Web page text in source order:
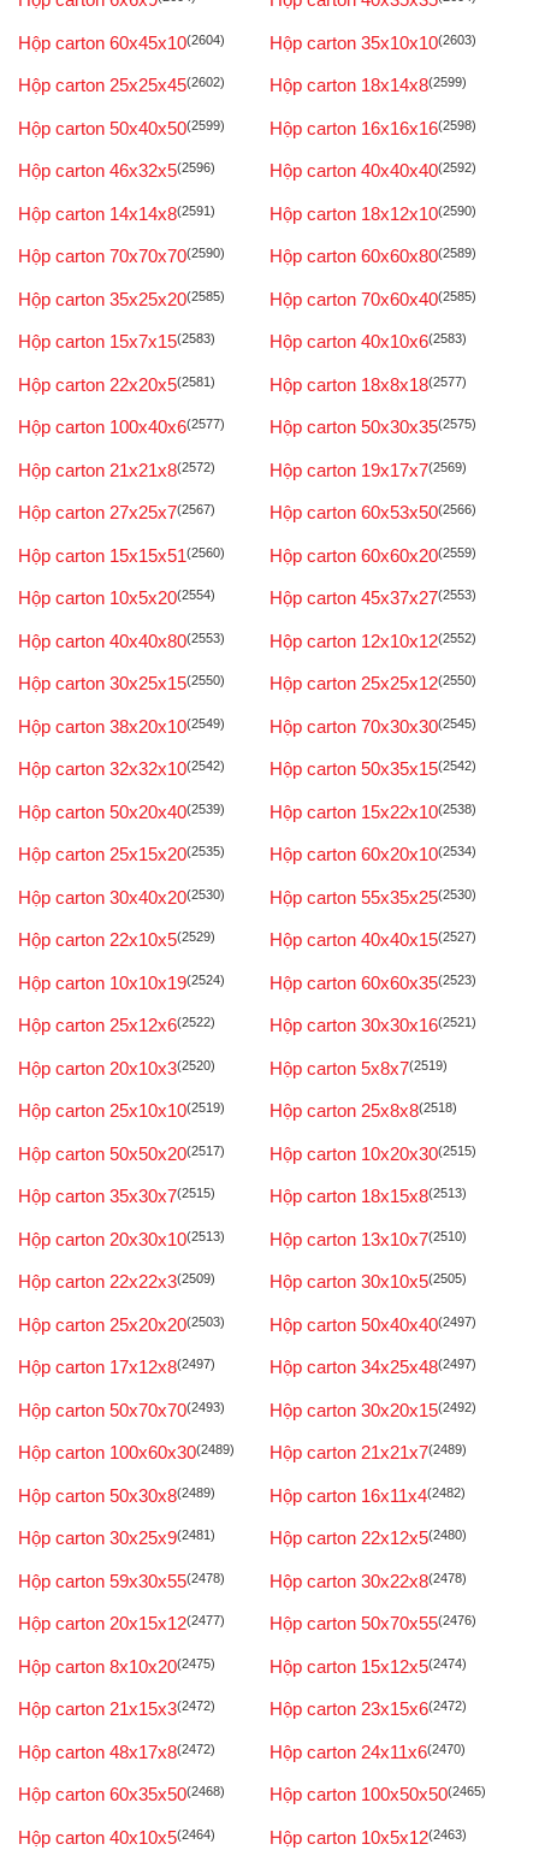
Hộp carton 60x45x10(2604) Hộp carton 35x10x10(2603)
Hộp carton 25x25x45(2602) Hộp carton 18x14x8(2599)
Hộp carton 50x40x50(2599) Hộp carton 16x16x16(2598)
Hộp carton 46x32x5(2596) Hộp carton 40x40x40(2592)
Hộp carton 14x14x8(2591) Hộp carton 18x12x10(2590)
Hộp carton 70x70x70(2590) Hộp carton 60x60x80(2589)
Hộp carton 35x25x20(2585) Hộp carton 70x60x40(2585)
Hộp carton 15x7x15(2583) Hộp carton 40x10x6(2583)
Hộp carton 22x20x5(2581) Hộp carton 18x8x18(2577)
Hộp carton 100x40x6(2577) Hộp carton 50x30x35(2575)
Hộp carton 21x21x8(2572) Hộp carton 19x17x7(2569)
Hộp carton 27x25x7(2567) Hộp carton 60x53x50(2566)
Hộp carton 15x15x51(2560) Hộp carton 60x60x20(2559)
Hộp carton 10x5x20(2554) Hộp carton 45x37x27(2553)
Hộp carton 40x40x80(2553) Hộp carton 12x10x12(2552)
Hộp carton 30x25x15(2550) Hộp carton 25x25x12(2550)
Hộp carton 38x20x10(2549) Hộp carton 70x30x30(2545)
Hộp carton 32x32x10(2542) Hộp carton 50x35x15(2542)
Hộp carton 50x20x40(2539) Hộp carton 15x22x10(2538)
Hộp carton 25x15x20(2535) Hộp carton 60x20x10(2534)
Hộp carton 30x40x20(2530) Hộp carton 55x35x25(2530)
Hộp carton 22x10x5(2529) Hộp carton 40x40x15(2527)
Hộp carton 10x10x19(2524) Hộp carton 60x60x35(2523)
Hộp carton 25x12x6(2522) Hộp carton 30x30x16(2521)
Hộp carton 20x10x3(2520) Hộp carton 5x8x7(2519)
Hộp carton 25x10x10(2519) Hộp carton 25x8x8(2518)
Hộp carton 50x50x20(2517) Hộp carton 10x20x30(2515)
Hộp carton 35x30x7(2515) Hộp carton 18x15x8(2513)
Hộp carton 20x30x10(2513) Hộp carton 13x10x7(2510)
Hộp carton 22x22x3(2509) Hộp carton 30x10x5(2505)
Hộp carton 25x20x20(2503) Hộp carton 50x40x40(2497)
Hộp carton 17x12x8(2497) Hộp carton 34x25x48(2497)
Hộp carton 50x70x70(2493) Hộp carton 30x20x15(2492)
Hộp carton 100x60x30(2489) Hộp carton 21x21x7(2489)
Hộp carton 50x30x8(2489) Hộp carton 16x11x4(2482)
Hộp carton 30x25x9(2481) Hộp carton 22x12x5(2480)
Hộp carton 59x30x55(2478) Hộp carton 30x22x8(2478)
Hộp carton 20x15x12(2477) Hộp carton 50x70x55(2476)
Hộp carton 8x10x20(2475) Hộp carton 15x12x5(2474)
Hộp carton 21x15x3(2472) Hộp carton 23x15x6(2472)
Hộp carton 48x17x8(2472) Hộp carton 24x11x6(2470)
Hộp carton 60x35x50(2468) Hộp carton 100x50x50(2465)
Hộp carton 40x10x5(2464) Hộp carton 10x5x12(2463)